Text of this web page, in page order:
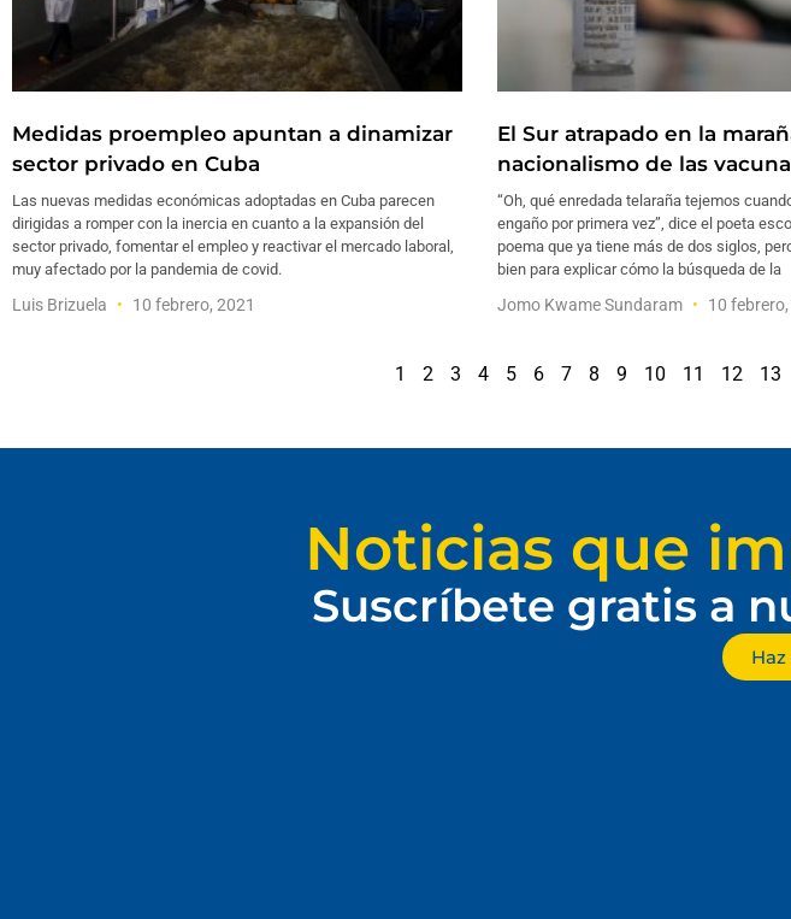
Medidas proempleo apuntan a dinamizar
sector privado en Cuba
Las nuevas medidas económicas adoptadas en Cuba parecen
dirigidas a romper con la inercia en cuanto a la expansión del
sector privado, fomentar el empleo y reactivar el mercado laboral,
muy afectado por la pandemia de covid.
Luis Brizuela 10 febrero, 2021
El Sur atrapado en la
nacionalismo de las
“Oh, qué enredada telaraña tejemos
engaño por primera vez”, dice el poeta
poema que ya tiene más de dos siglos,
bien para explicar cómo la búsqueda de la
Jomo Kwame Sundaram 10 febrero,
1 2 3 4 5 6 7 8 9 10 11 12 13
Noticias que
Suscríbete gratis a